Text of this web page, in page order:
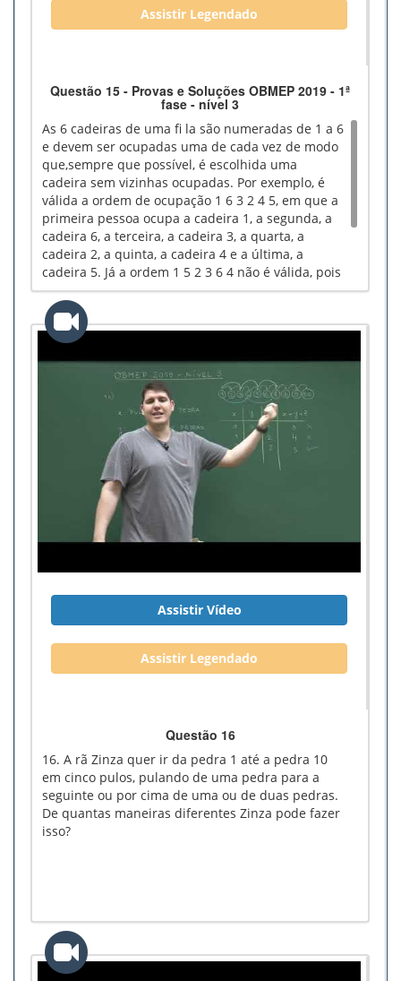
Assistir Legendado
Questão 15 - Provas e Soluções OBMEP 2019 - 1ª
fase - nível 3
As 6 cadeiras de uma fi la são numeradas de 1 a 6
e devem ser ocupadas uma de cada vez de modo
que,sempre que possível, é escolhida uma
cadeira sem vizinhas ocupadas. Por exemplo, é
válida a ordem de ocupação 1 6 3 2 4 5, em que a
primeira pessoa ocupa a cadeira 1, a segunda, a
cadeira 6, a terceira, a cadeira 3, a quarta, a
cadeira 2, a quinta, a cadeira 4 e a última, a
cadeira 5. Já a ordem 1 5 2 3 6 4 não é válida, pois
a terceira pessoa sentou-se ao lado da primeira
quando poderia ter se sentado em uma cadeira
sem vizinhas ocupadas. Quantas ordens de
ocupação válidas existem?
Assistir Vídeo
Assistir Legendado
Questão 16
16. A rã Zinza quer ir da pedra 1 até a pedra 10
em cinco pulos, pulando de uma pedra para a
seguinte ou por cima de uma ou de duas pedras.
De quantas maneiras diferentes Zinza pode fazer
isso?